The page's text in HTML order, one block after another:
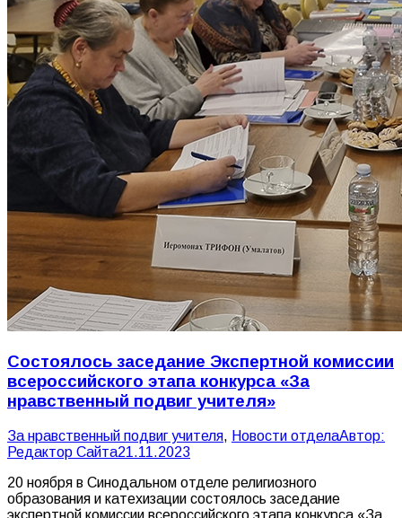
Состоялось заседание Экспертной комиссии
всероссийского этапа конкурса «За
нравственный подвиг учителя»
За нравственный подвиг учителя, Новости отделаАвтор:
Редактор Сайта21.11.2023
20 ноября в Синодальном отделе религиозного
образования и катехизации состоялось заседание
экспертной комиссии всероссийского этапа конкурса «За